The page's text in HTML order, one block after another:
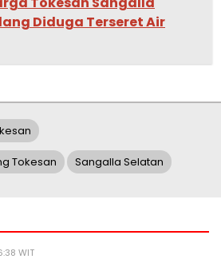
Diduga Terseret Air
Tokesan Sangalla Selatan
WIT